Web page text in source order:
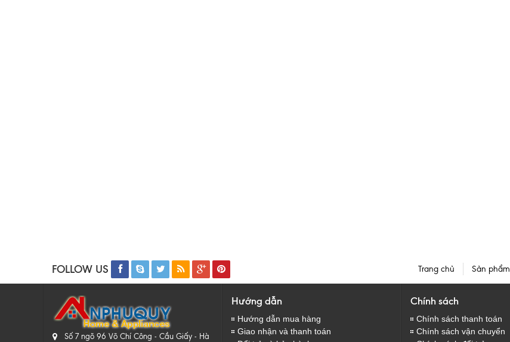
FOLLOW US Trang chủ Sản phẩm
Số 7 ngõ 96 Võ Chí Công - Cầu Giấy - Hà
Hướng dẫn
Hướng dẫn mua hàng
Giao nhận và thanh toán
Chính sách
Chính sách thanh toán
Chính sách vận chuyển